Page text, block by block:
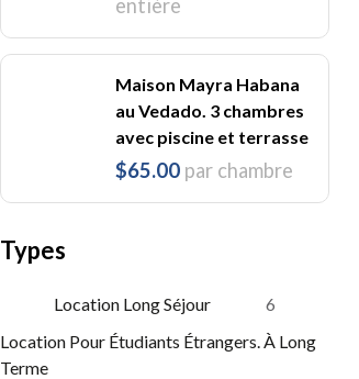
entière
Maison Mayra Habana
au Vedado. 3 chambres
avec piscine et terrasse
$65.00 par chambre
Types
Location Long Séjour
6
Location Pour Étudiants Étrangers. À Long
Terme